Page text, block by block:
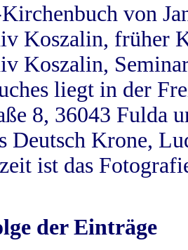
von
Koszalin, früher
Koszalin,
liegt in der
8, 36043 Fulda
Deutsch Krone,
ist das
der Einträge